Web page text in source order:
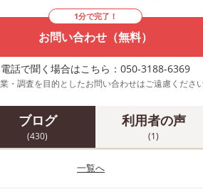
1分で完了！
お問い合わせ（無料）
電話で聞く場合はこちら：050-3188-6369
・調査を目的としたお問い合わせはご遠慮くださ
ブログ
(430)
利用者の声
(1)
一覧へ